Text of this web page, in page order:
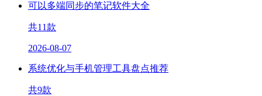
可以多端同步的笔记软件大全
共11款
2026-08-07
系统优化与手机管理工具盘点推荐
共9款